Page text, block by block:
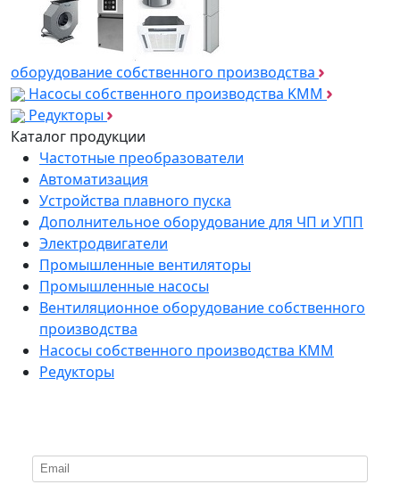
оборудование собственного производства
Насосы собственного производства KMM
Редукторы
Каталог продукции
Частотные преобразователи
Автоматизация
Устройства плавного пуска
Дополнительное оборудование для ЧП и УПП
Электродвигатели
Промышленные вентиляторы
Промышленные насосы
Вентиляционное оборудование собственного
производства
Насосы собственного производства KMM
Редукторы